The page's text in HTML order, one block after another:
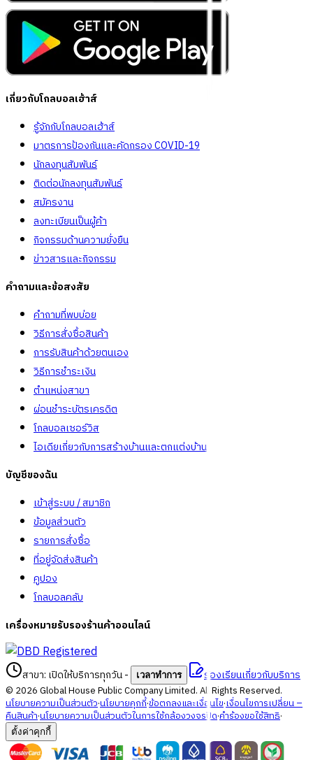
เกี่ยวกับโกลบอลเฮ้าส์
รู้จักกับโกลบอลเฮ้าส์
มาตรการป้องกันและคัดกรอง COVID-19
นักลงทุนสัมพันธ์
ติดต่อนักลงทุนสัมพันธ์
สมัครงาน
ลงทะเบียนเป็นผู้ค้า
กิจกรรมด้านความยั่งยืน
ข่าวสารและกิจกรรม
คำถามและข้อสงสัย
คำถามที่พบบ่อย
วิธีการสั่งซื้อสินค้า
การรับสินค้าด้วยตนเอง
วิธีการชำระเงิน
ตำแหน่งสาขา
ผ่อนชำระบัตรเครดิต
โกลบอลเซอร์วิส
ไอเดียเกี่ยวกับการสร้างบ้านและตกแต่งบ้าน
บัญชีของฉัน
เข้าสู่ระบบ / สมาชิก
ข้อมูลส่วนตัว
รายการสั่งซื้อ
ที่อยู่จัดส่งสินค้า
คูปอง
โกลบอลคลับ
เครื่องหมายรับรองร้านค้าออนไลน์
สาขา: เปิดให้บริการทุกวัน- เวลาทำการ ร้องเรียนเกี่ยวกับบริการ
© 2026Global House Public Company Limited. All Rights Reserved.
นโยบายความเป็นส่วนตัว·นโยบายคุกกี้·ข้อตกลงและเงื่อนไข·เงื่อนไขการเปลี่ยน –
คืนสินค้า·นโยบายความเป็นส่วนตัวในการใช้กล้องวงจรปิด·คำร้องขอใช้สิทธิ·
ตั้งค่าคุกกี้